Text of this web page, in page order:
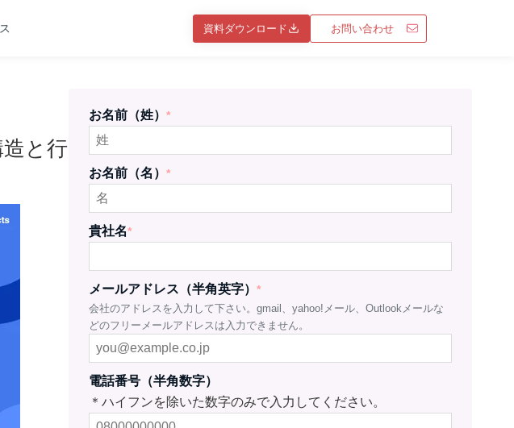
資料ダウンロード お問い合わせ
と行
お名前（姓） *
お名前（名） *
貴社名*
メールアドレス（半角英字） *
会社のアドレスを入力して下さい。gmail、yahoo!メール、Outlookメールな
どのフリーメールアドレスは入力できません。
電話番号（半角数字）
＊ハイフンを除いた数字のみで入力してください。